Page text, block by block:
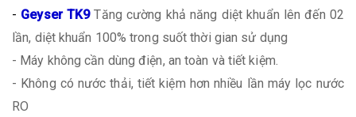
- Geyser TK9Tăng cường khả năng diệt khuẩn lên đến 02
lần, diệt khuẩn 100% trong suốt thời gian sử dụng
- Máy không cần dùng điện, an toàn và tiết kiệm.
- Không có nước thải, tiết kiệm hơn nhiều lần máy lọc nước
RO